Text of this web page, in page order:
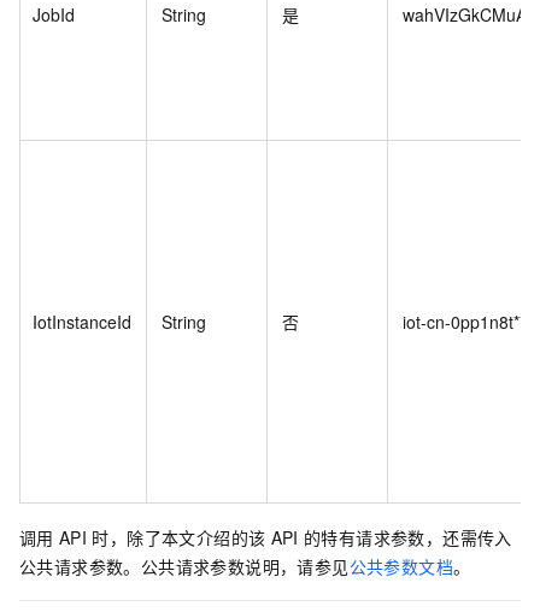
JobId String 是
IotInstanceId String 否 iot-cn-0pp1n8t****
调用 API 时，除了本文介绍的该 API 的特有请求参数，还需传入
公共请求参数。公共请求参数说明，请参见公共参数文档。